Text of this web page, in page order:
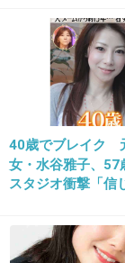
2014/11/07(金)
長澤まさみ
な？なんかち
2014/11/07(金)
ガッキーも
40歳でブレイク
女・水谷雅子、57
スタジオ衝撃「信
い」「やっぱすご